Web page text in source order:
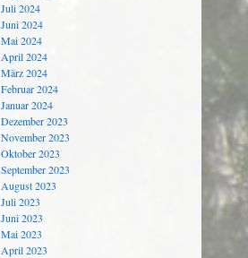
Juli 2024
Juni 2024
Mai 2024
April 2024
März 2024
Februar 2024
Januar 2024
Dezember 2023
November 2023
Oktober 2023
September 2023
August 2023
Juli 2023
Juni 2023
Mai 2023
April 2023